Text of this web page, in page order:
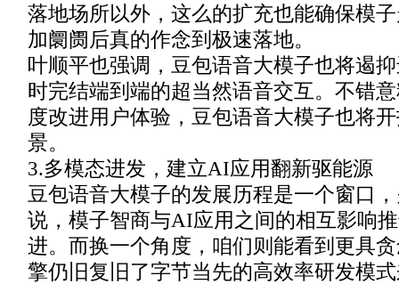
落地场所以外，这么的扩充也能确保模
加阛阓后真的作念到极速落地。
叶顺平也强调，豆包语音大模子也将遏
时完结端到端的超当然语音交互。不错
度改进用户体验，豆包语音大模子也将
景。
3.多模态进发，建立AI应用翻新驱能源
豆包语音大模子的发展历程是一个窗口
说，模子智商与AI应用之间的相互影响
进。而换一个角度，咱们则能看到更具
擎仍旧复旧了字节当先的高效率研发模